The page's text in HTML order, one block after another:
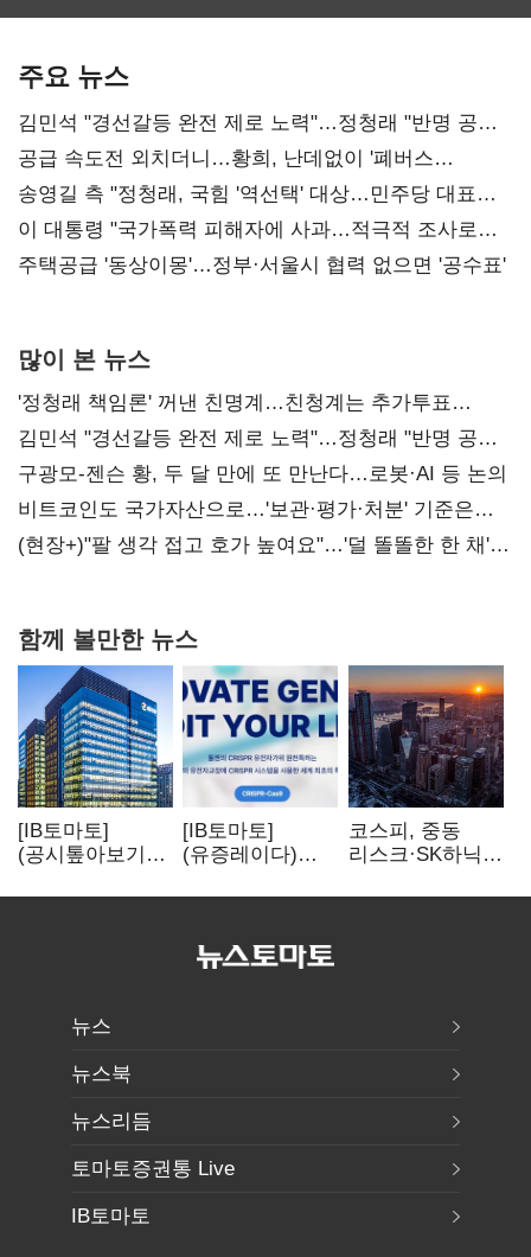
주요 뉴스
김민석 "경선갈등 완전 제로 노력"…정청래 "반명 공세
사과부터"
공급 속도전 외치더니…황희, 난데없이 '폐버스
리모델링' 제안
송영길 측 "정청래, 국힘 '역선택' 대상…민주당 대표로
총선 지휘 못해"
이 대통령 "국가폭력 피해자에 사과…적극적 조사로
진실 밝혀야"
주택공급 '동상이몽'…정부·서울시 협력 없으면 '공수표'
많이 본 뉴스
'정청래 책임론' 꺼낸 친명계…친청계는 추가투표
때리기
김민석 "경선갈등 완전 제로 노력"…정청래 "반명 공세
사과부터"
구광모-젠슨 황, 두 달 만에 또 만난다…로봇·AI 등 논의
비트코인도 국가자산으로…'보관·평가·처분' 기준은
숙제
(현장+)"팔 생각 접고 호가 높여요"…'덜 똘똘한 한 채'
함께 볼만한 뉴스
[IB토마토]
(공시톺아보기)
바로 매출로
[IB토마토]
(유증레이다)
3분의 1 토막…
비용부터 챙긴다
코스피, 중동
리스크·SK하닉
뒷걸음
뉴스
뉴스북
뉴스리듬
토마토증권통 Live
IB토마토